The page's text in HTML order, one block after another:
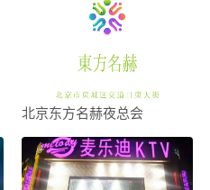
北京东方名赫夜总会